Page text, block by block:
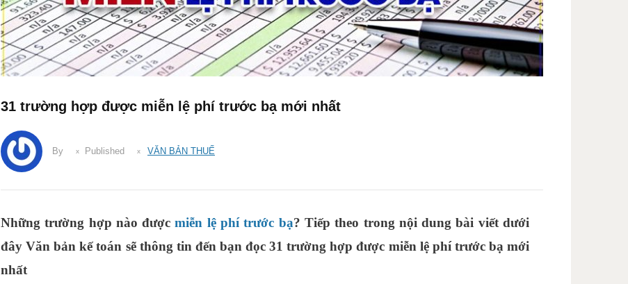
31 trường hợp được miễn lệ phí trước bạ mới nhất
By Published VĂN BẢN THUẾ
Những trường hợp nào đượcmiễn lệ phí trước bạ? Tiếp theo trong nội dung bài viết dưới
đây Văn bản kế toán sẽ thông tin đến bạn đọc 31 trường hợp được miễn lệ phí trước bạ mới
nhất